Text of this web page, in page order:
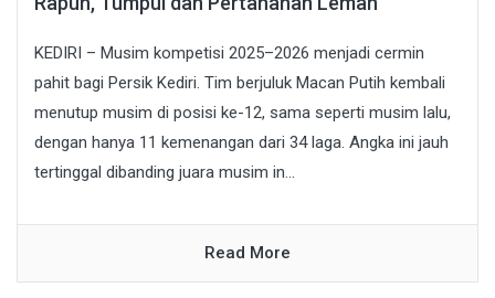
KEDIRI – Musim kompetisi 2025–2026 menjadi cermin
pahit bagi Persik Kediri. Tim berjuluk Macan Putih kembali
menutup musim di posisi ke-12, sama seperti musim lalu,
dengan hanya 11 kemenangan dari 34 laga. Angka ini jauh
tertinggal dibanding juara musim in...
Read More